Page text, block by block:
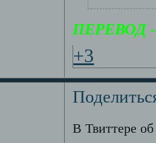
ПЕРЕВОД -
+3
В Твиттере